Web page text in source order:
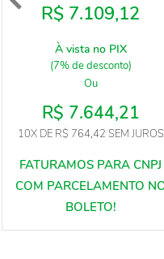
R$ 7.109,12
À vista no PIX
(7% de desconto)
Ou
R$ 7.644,21
10XDE R$ 764,42 SEM JUROS